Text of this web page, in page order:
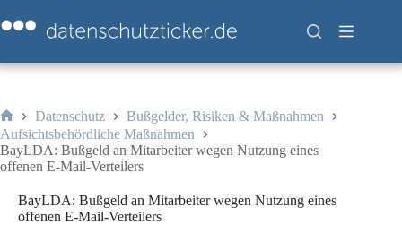
Inhalt
springen
Start
Datenschutz
Bußgelder, Risiken & Maßnahmen
Aufsichtsbehördliche Maßnahmen
BayLDA: Bußgeld an Mitarbeiter wegen Nutzung eines
offenen E-Mail-Verteilers
BayLDA: Bußgeld an Mitarbeiter wegen Nutzung eines
offenen E-Mail-Verteilers